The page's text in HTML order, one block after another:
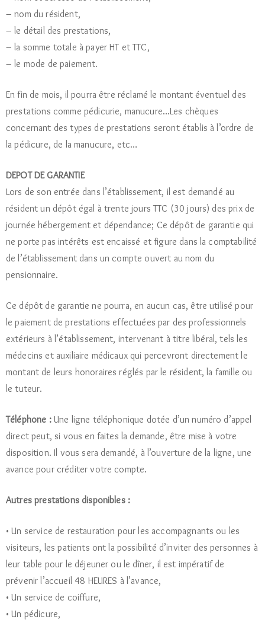
– nom du résident,
– le détail des prestations,
– la somme totale à payer HT et TTC,
– le mode de paiement.
En fin de mois, il pourra être réclamé le montant éventuel des
prestations comme pédicurie, manucure…Les chèques
concernant des types de prestations seront établis à l’ordre de
la pédicure, de la manucure, etc…
DEPOT DE GARANTIE
Lors de son entrée dans l’établissement, il est demandé au
résident un dépôt égal à trente jours TTC (30 jours) des prix de
journée hébergement et dépendance; Ce dépôt de garantie qui
ne porte pas intérêts est encaissé et figure dans la comptabilité
de l’établissement dans un compte ouvert au nom du
pensionnaire.
Ce dépôt de garantie ne pourra, en aucun cas, être utilisé pour
le paiement de prestations effectuées par des professionnels
extérieurs à l’établissement, intervenant à titre libéral, tels les
médecins et auxiliaire médicaux qui percevront directement le
montant de leurs honoraires réglés par le résident, la famille ou
le tuteur.
Téléphone :Une ligne téléphonique dotée d’un numéro d’appel
direct peut, si vous en faites la demande, être mise à votre
disposition. Il vous sera demandé, à l’ouverture de la ligne, une
avance pour créditer votre compte.
Autres prestations disponibles :
• Un service de restauration pour les accompagnants ou les
visiteurs, les patients ont la possibilité d’inviter des personnes à
leur table pour le déjeuner ou le dîner, il est impératif de
prévenir l’accueil 48 HEURES à l’avance,
• Un service de coiffure,
• Un pédicure,